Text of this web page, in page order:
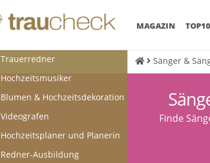
MAGAZIN TOP10
Trauerredner
Hochzeitsmusiker
Blumen & Hochzeitsdekoration
Videografen
Hochzeitsplaner und Planerin
Redner-Ausbildung
Sänger &
Finde